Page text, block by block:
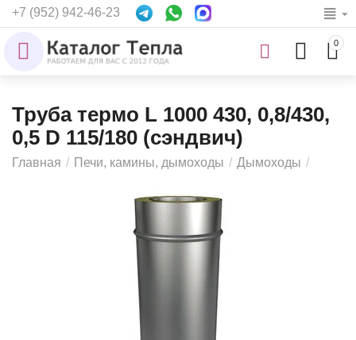
+7 (952) 942-46-23
0
Труба термо L 1000 430, 0,8/430,
0,5 D 115/180 (сэндвич)
Главная / Печи, камины, дымоходы / Дымоходы /